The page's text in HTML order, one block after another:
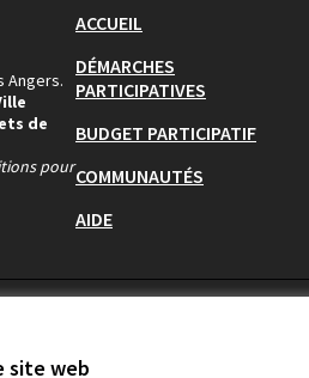
site web
Angers.
de
pour
ACCUEIL
DÉMARCHES
PARTICIPATIVES
BUDGET PARTICIPATIF
COMMUNAUTÉS
AIDE